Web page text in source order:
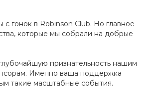
гонок в Robinson Club. Но главное
которые мы собрали на добрые
признательность нашим
Именно ваша поддержка
такие масштабные события.